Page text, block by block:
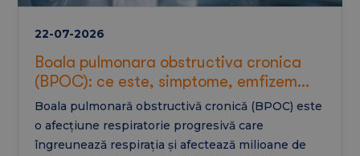
22-07-2026
Boala pulmonara obstructiva cronica
(BPOC): ce este, simptome, emfizem
pulmonar si tratament
Boala pulmonară obstructivă cronică (BPOC) este
o afecțiune respiratorie progresivă care
îngreunează respirația și afectează milioane de